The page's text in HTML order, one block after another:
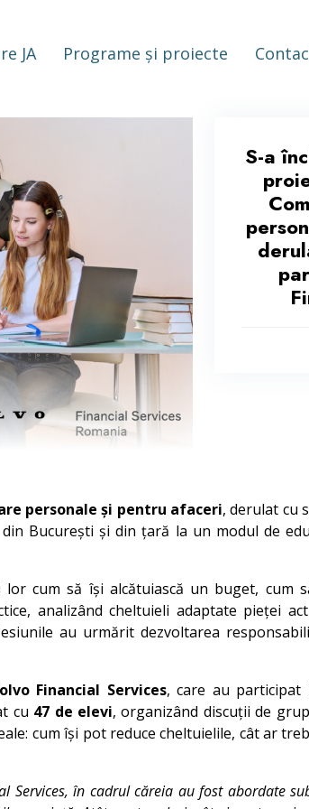
JA Programe și proiecte
S-a
personale și pentru afaceri, derulat cu
din București și din țară la un modul de
cum să își alcătuiască un buget, cum
analizând cheltuieli adaptate pieței
au urmărit dezvoltarea
Financial Services, care au participat
cu 47 de elevi, organizând discuții de
cum își pot reduce cheltuielile, cât ar
în cadrul căreia au fost abordate